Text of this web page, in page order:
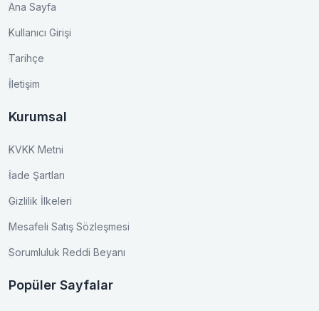
Ana Sayfa
Kullanıcı Girişi
Tarihçe
İletişim
Kurumsal
KVKK Metni
İade Şartları
Gizlilik İlkeleri
Mesafeli Satış Sözleşmesi
Sorumluluk Reddi Beyanı
Popüler Sayfalar